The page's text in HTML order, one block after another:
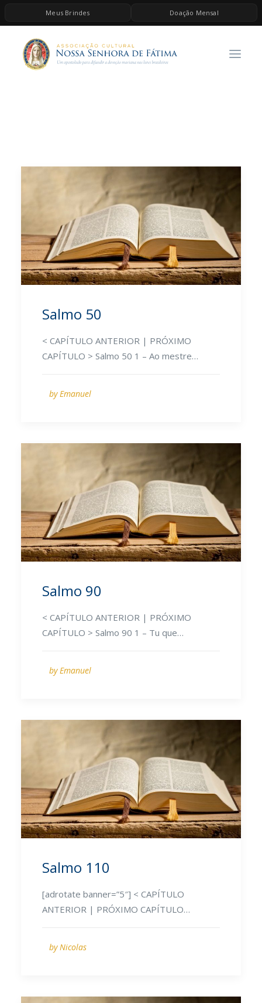
Meus Brindes Doação Mensal
HOME
A ASSOCIAÇÃO
Salmo 50
< CAPÍTULO ANTERIOR | PRÓXIMO
CAPÍTULO > Salmo 50 1 – Ao mestre…
by Emanuel
Salmo 90
< CAPÍTULO ANTERIOR | PRÓXIMO
CAPÍTULO > Salmo 90 1 – Tu que…
by Emanuel
Salmo 110
[adrotate banner=”5″] < CAPÍTULO
ANTERIOR | PRÓXIMO CAPÍTULO…
by Nicolas